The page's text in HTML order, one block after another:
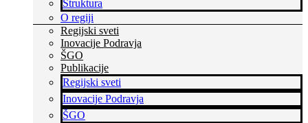
Struktura
O regiji
Regijski sveti
Inovacije Podravja
ŠGO
Publikacije
Regijski sveti
Inovacije Podravja
ŠGO